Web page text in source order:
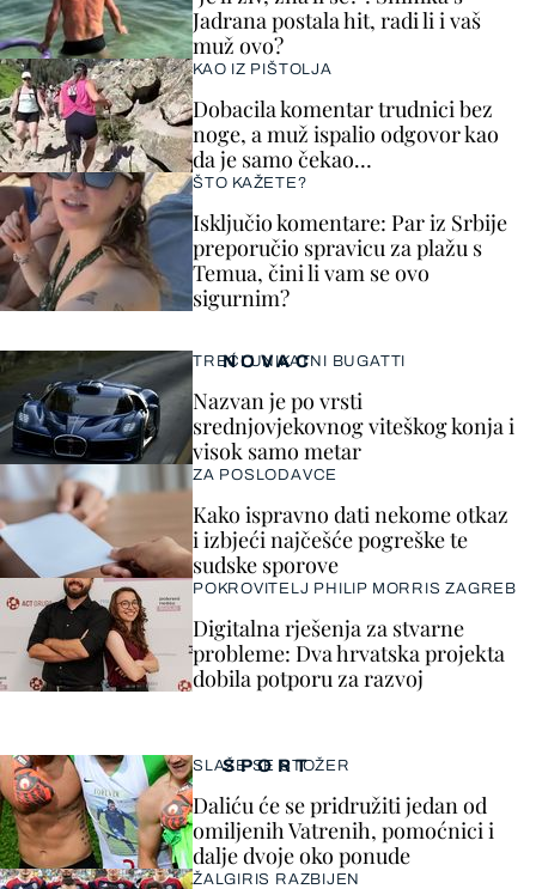
Jadrana postala hit, radi li i vaš
muž ovo?
KAO IZ PIŠTOLJA
Dobacila komentar trudnici bez
noge, a muž ispalio odgovor kao
da je samo čekao…
ŠTO KAŽETE?
Isključio komentare: Par iz Srbije
preporučio spravicu za plažu s
Temua, čini li vam se ovo
sigurnim?
SPORT
SLAŽE SE STOŽER
Daliću će se pridružiti jedan od
omiljenih Vatrenih, pomoćnici i
dalje dvoje oko ponude
ŽALGIRIS RAZBIJEN
NOVAC
TREĆI UNIKATNI BUGATTI
Nazvan je po vrsti
srednjovjekovnog viteškog konja i
visok samo metar
ZA POSLODAVCE
Kako ispravno dati nekome otkaz
i izbjeći najčešće pogreške te
sudske sporove
POKROVITELJ PHILIP MORRIS ZAGREB
Digitalna rješenja za stvarne
probleme: Dva hrvatska projekta
dobila potporu za razvoj